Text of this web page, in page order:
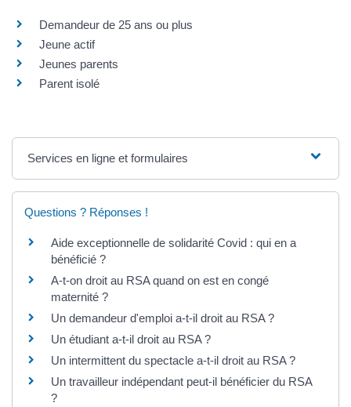
Demandeur de 25 ans ou plus
Jeune actif
Jeunes parents
Parent isolé
Services en ligne et formulaires
Questions ? Réponses !
Aide exceptionnelle de solidarité Covid : qui en a
bénéficié ?
A-t-on droit au RSA quand on est en congé
maternité ?
Un demandeur d'emploi a-t-il droit au RSA ?
Un étudiant a-t-il droit au RSA ?
Un intermittent du spectacle a-t-il droit au RSA ?
Un travailleur indépendant peut-il bénéficier du RSA
?